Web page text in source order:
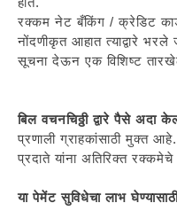
रक्कम नेट बँकिंग / क्रेडिट
नोंदणीकृत आहात त्याद्वारे
सूचना देऊन एक विशिष्ट
बिल वचनचिठ्ठी द्वारे पैसे
प्रणाली ग्राहकांसाठी मुक्त
प्रदाते यांना अतिरिक्त
या पेमेंट सुविधेचा लाभ घेण्यासाठी